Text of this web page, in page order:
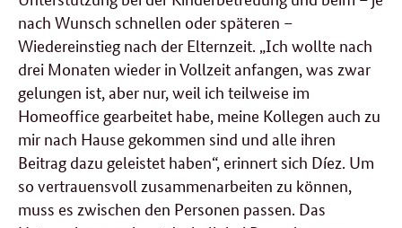
nach Wunsch schnellen oder späteren –
Wiedereinstieg nach der Elternzeit. „Ich wollte nach
drei Monaten wieder in Vollzeit anfangen, was zwar
gelungen ist, aber nur, weil ich teilweise im
Homeoffice gearbeitet habe, meine Kollegen auch zu
mir nach Hause gekommen sind und alle ihren
Beitrag dazu geleistet haben“, erinnert sich Díez. Um
so vertrauensvoll zusammenarbeiten zu können,
muss es zwischen den Personen passen. Das